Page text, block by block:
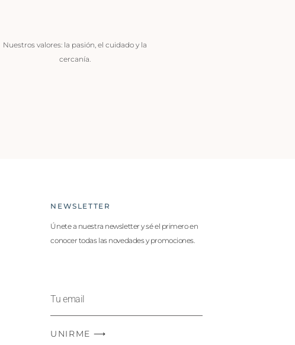
Nuestros valores: la pasión, el cuidado y la
cercanía.
NEWSLETTER
Únete a nuestra newsletter y sé el primero en
conocer todas las novedades y promociones.
UNIRME ⟶